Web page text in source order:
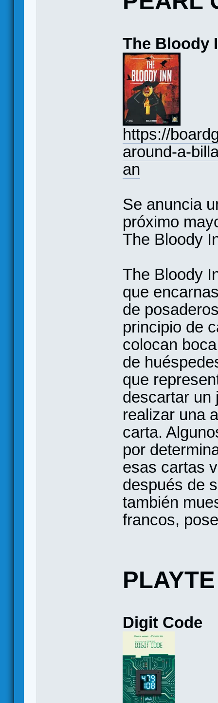
The Bloody
https://
around-a-
an
Se anuncia
próximo
The Bloody
The Bloody
que
de
principio de
colocan
de
que
descartar un
realizar una
carta.
por
esas cartas
después de
también
francos,
PLAYTE
Digit Code